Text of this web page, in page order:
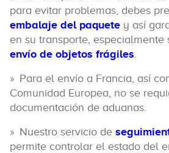
para evitar problemas, debes
embalaje del paquete y así
en su transporte, especialmente
envío de objetos frágiles.
Para el envío a Francia, así
Comunidad Europea, no se
documentación de aduanas.
Nuestro servicio de
permite controlar el estado del